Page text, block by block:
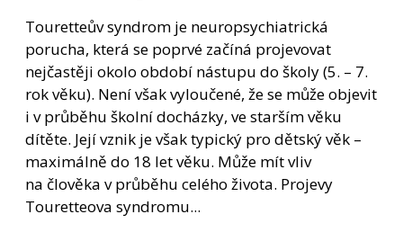
Touretteův syndrom je neuropsychiatrická
porucha, která se poprvé začíná projevovat
nejčastěji okolo období nástupu do školy (5. – 7.
rok věku). Není však vyloučené, že se může objevit
i v průběhu školní docházky, ve starším věku
dítěte. Její vznik je však typický pro dětský věk –
maximálně do 18 let věku. Může mít vliv
na člověka v průběhu celého života. Projevy
Touretteova syndromu...